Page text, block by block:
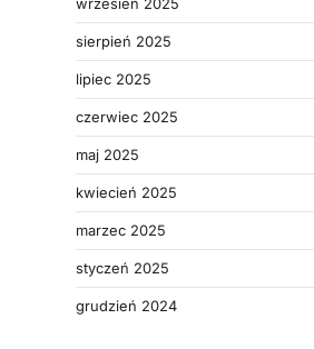
wrzesień 2025
sierpień 2025
lipiec 2025
czerwiec 2025
maj 2025
kwiecień 2025
marzec 2025
styczeń 2025
grudzień 2024